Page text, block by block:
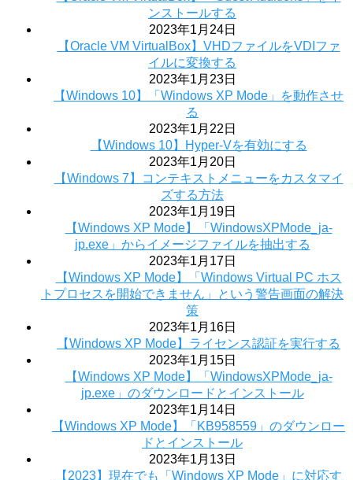
ンストールする
2023年1月24日
【Oracle VM VirtualBox】VHDファイルをVDIファ
イルに変換する
2023年1月23日
【Windows 10】「Windows XP Mode」を動作させ
る
2023年1月22日
【Windows 10】Hyper-Vを有効にする
2023年1月20日
【Windows 7】コンテキストメニューをカスタマイ
ズする方法
2023年1月19日
【Windows XP Mode】「WindowsXPMode_ja-
jp.exe」からイメージファイルを抽出する
2023年1月17日
【Windows XP Mode】「Windows Virtual PC ホス
トプロセスを開始できません」という警告画面の解決
策
2023年1月16日
【Windows XP Mode】ライセンス認証を実行する
2023年1月15日
【Windows XP Mode】「WindowsXPMode_ja-
jp.exe」のダウンロードとインストール
2023年1月14日
【Windows XP Mode】「KB958559」のダウンロー
ドとインストール
2023年1月13日
【2023】現在でも「Windows XP Mode」に対応す